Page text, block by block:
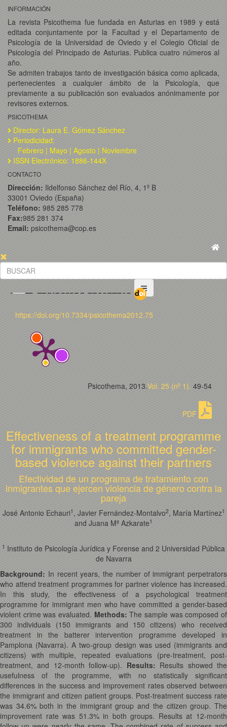
INFORMACIÓN
La revista Psicothema fue fundada en Asturias en 1989 y está
editada conjuntamente por la Facultad y el Departamento de
Psicología de la Universidad de Oviedo y el Colegio Oficial de
Psicología del Principado de Asturias. Publica cuatro números al
año.
Se admiten trabajos tanto de investigación básica como aplicada,
pertenecientes a cualquier ámbito de la Psicología, que
previamente a su publicación son evaluados anónimamente por
revisores externos.
PSICOTHEMA
Director: Laura E. Gómez Sánchez
Periodicidad:
Febrero | Mayo | Agosto | Noviembre
ISSN Electrónico: 1886-144X
CONTACTO
Dirección: Ildelfonso Sánchez del Río, 4, 1º B
33001 Oviedo (España)
Teléfono: 985 285 778
Fax:985 281 374
Email: psicothema@cop.es
https://doi.org/10.7334/psicothema2012.75
Psicothema, 2013.Vol. 25 (nº 1). 49-54
PDF
Effectiveness of a treatment programme
for immigrants who committed gender-
based violence against their partners
Efectividad de un programa de tratamiento con
inmigrantes que ejercen violencia de género contra la
pareja
José Antonio Echauri1 , Javier Fernández-Montalvo2, María Martínez1
and Juana Mª Azkarate1
1 Instituto de Psicología Jurídica y Forense and 2 Universidad Pública
de Navarra
Background: In recent years, the number of immigrant perpetrators
who attend treatment programmes for partner violence has increased.
In this study, the effectiveness of a psychological treatment
programme for immigrant men who have committed a gender-based
violent crime was evaluated. Methods: The sample was composed of
300 individuals (150 immigrants and 150 citizens) who received
treatment in the batterer intervention programme developed in
Pamplona (Navarra). A two-group design was used (immigrants and
citizens) with multiple, repeated evaluations (pre-treatment, post-
treatment, and 12-month follow-up). Results: Results showed the
usefulness of the programme, with no statistically significant
differences in the success and improvement rates observed between
the immigrant and citizen patient groups. Post-treatment success rate
was 34.6% both in the immigrant group and the citizen group. The
improvement rate was 51.3% in both groups. Results at 12-month